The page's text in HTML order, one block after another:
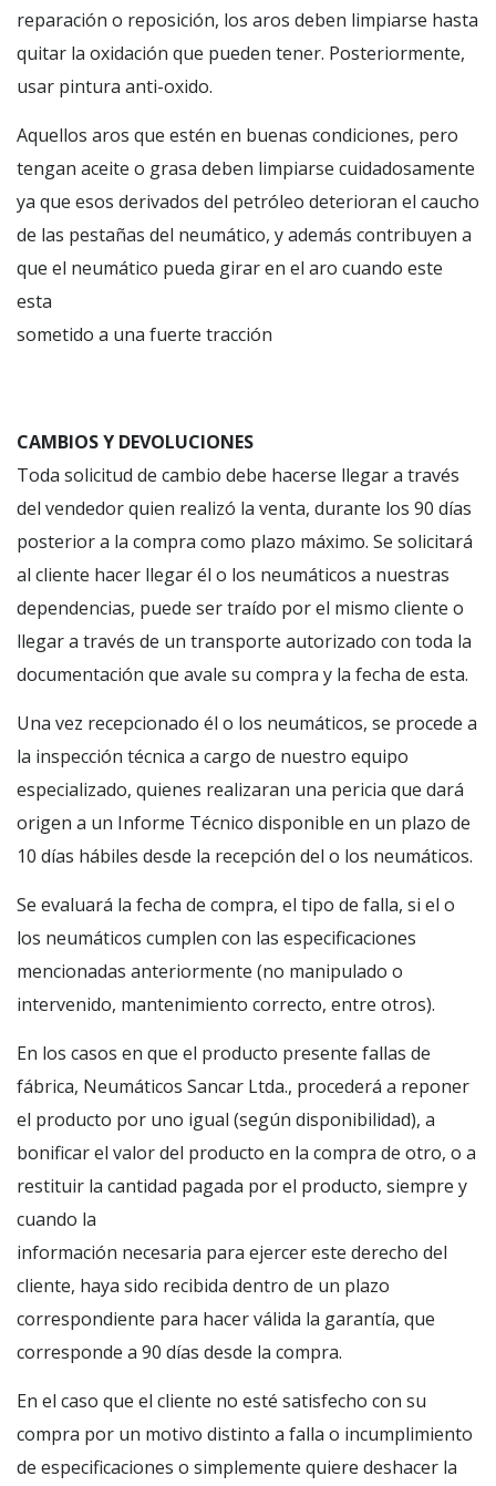
reparación o reposición, los aros deben limpiarse hasta
quitar la oxidación que pueden tener. Posteriormente,
usar pintura anti-oxido.
Aquellos aros que estén en buenas condiciones, pero
tengan aceite o grasa deben limpiarse cuidadosamente
ya que esos derivados del petróleo deterioran el caucho
de las pestañas del neumático, y además contribuyen a
que el neumático pueda girar en el aro cuando este
esta
sometido a una fuerte tracción
CAMBIOS Y DEVOLUCIONES
Toda solicitud de cambio debe hacerse llegar a través
del vendedor quien realizó la venta, durante los 90 días
posterior a la compra como plazo máximo. Se solicitará
al cliente hacer llegar él o los neumáticos a nuestras
dependencias, puede ser traído por el mismo cliente o
llegar a través de un transporte autorizado con toda la
documentación que avale su compra y la fecha de esta.
Una vez recepcionado él o los neumáticos, se procede a
la inspección técnica a cargo de nuestro equipo
especializado, quienes realizaran una pericia que dará
origen a un Informe Técnico disponible en un plazo de
10 días hábiles desde la recepción del o los neumáticos.
Se evaluará la fecha de compra, el tipo de falla, si el o
los neumáticos cumplen con las especificaciones
mencionadas anteriormente (no manipulado o
intervenido, mantenimiento correcto, entre otros).
En los casos en que el producto presente fallas de
fábrica, Neumáticos Sancar Ltda., procederá a reponer
el producto por uno igual (según disponibilidad), a
bonificar el valor del producto en la compra de otro, o a
restituir la cantidad pagada por el producto, siempre y
cuando la
información necesaria para ejercer este derecho del
cliente, haya sido recibida dentro de un plazo
correspondiente para hacer válida la garantía, que
corresponde a 90 días desde la compra.
En el caso que el cliente no esté satisfecho con su
compra por un motivo distinto a falla o incumplimiento
de especificaciones o simplemente quiere deshacer la